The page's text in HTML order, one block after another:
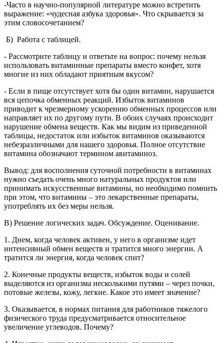
-Часто в научно-популярной литературе можно встретить
выражение: «чудесная азбука здоровья». Что скрывается за
этим словосочетанием?
Б) Работа с таблицей.
- Рассмотрите таблицу и ответьте на вопрос: почему нельзя
использовать витаминные препараты вместо конфет, хотя
многие из них обладают приятным вкусом?
- Если в пище отсутствует хотя бы один витамин, нарушается
вся цепочка обменных реакций. Избыток витаминов
приводит к чрезмерному ускорению обменных процессов или
направляет их по другому пути. В обоих случаях происходит
нарушение обмена веществ. Как мы видим из приведенной
таблицы, недостаток или избыток витаминов оказываются
небезразличными для нашего здоровья. Полное отсутствие
витамина обозначают термином авитаминоз.
Вывод: для восполнения суточной потребности в витаминах
нужно съедать очень много натуральных продуктов или
принимать искусственные витамины, но необходимо помнить
при этом, что витамины – это лекарственные препараты,
употреблять их без меры нельзя.
В) Решение логических задач. Обсуждение. Оценивание.
1. Днем, когда человек активен, у него в организме идет
интенсивный обмен веществ и тратится много энергии. А
тратится ли энергия, когда человек спит?
2. Конечные продукты веществ, избыток воды и солей
выделяются из организма несколькими путями – через почки,
потовые железы, кожу, легкие. Какое это имеет значение?
3. Оказывается, в нормах питания для работников тяжелого
физического труда предусматривается относительное
увеличение углеводов. Почему?